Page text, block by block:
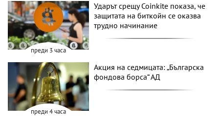
преди 3 часа
Ударът срещу Coinkite показа, че
защитата на биткойн се оказва
трудно начинание
преди 4 часа
Акция на седмицата: „Българска
фондова борса“ АД